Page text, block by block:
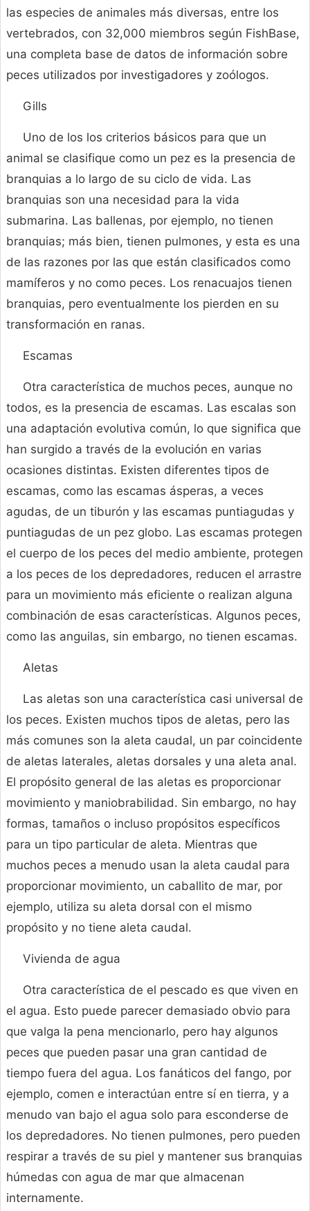
las especies de animales más diversas, entre los
vertebrados, con 32,000 miembros según FishBase,
una completa base de datos de información sobre
peces utilizados por investigadores y zoólogos.
Gills
Uno de los los criterios básicos para que un
animal se clasifique como un pez es la presencia de
branquias a lo largo de su ciclo de vida. Las
branquias son una necesidad para la vida
submarina. Las ballenas, por ejemplo, no tienen
branquias; más bien, tienen pulmones, y esta es una
de las razones por las que están clasificados como
mamíferos y no como peces. Los renacuajos tienen
branquias, pero eventualmente los pierden en su
transformación en ranas.
Escamas
Otra característica de muchos peces, aunque no
todos, es la presencia de escamas. Las escalas son
una adaptación evolutiva común, lo que significa que
han surgido a través de la evolución en varias
ocasiones distintas. Existen diferentes tipos de
escamas, como las escamas ásperas, a veces
agudas, de un tiburón y las escamas puntiagudas y
puntiagudas de un pez globo. Las escamas protegen
el cuerpo de los peces del medio ambiente, protegen
a los peces de los depredadores, reducen el arrastre
para un movimiento más eficiente o realizan alguna
combinación de esas características. Algunos peces,
como las anguilas, sin embargo, no tienen escamas.
Aletas
Las aletas son una característica casi universal de
los peces. Existen muchos tipos de aletas, pero las
más comunes son la aleta caudal, un par coincidente
de aletas laterales, aletas dorsales y una aleta anal.
El propósito general de las aletas es proporcionar
movimiento y maniobrabilidad. Sin embargo, no hay
formas, tamaños o incluso propósitos específicos
para un tipo particular de aleta. Mientras que
muchos peces a menudo usan la aleta caudal para
proporcionar movimiento, un caballito de mar, por
ejemplo, utiliza su aleta dorsal con el mismo
propósito y no tiene aleta caudal.
Vivienda de agua
Otra característica de el pescado es que viven en
el agua. Esto puede parecer demasiado obvio para
que valga la pena mencionarlo, pero hay algunos
peces que pueden pasar una gran cantidad de
tiempo fuera del agua. Los fanáticos del fango, por
ejemplo, comen e interactúan entre sí en tierra, y a
menudo van bajo el agua solo para esconderse de
los depredadores. No tienen pulmones, pero pueden
respirar a través de su piel y mantener sus branquias
húmedas con agua de mar que almacenan
internamente.